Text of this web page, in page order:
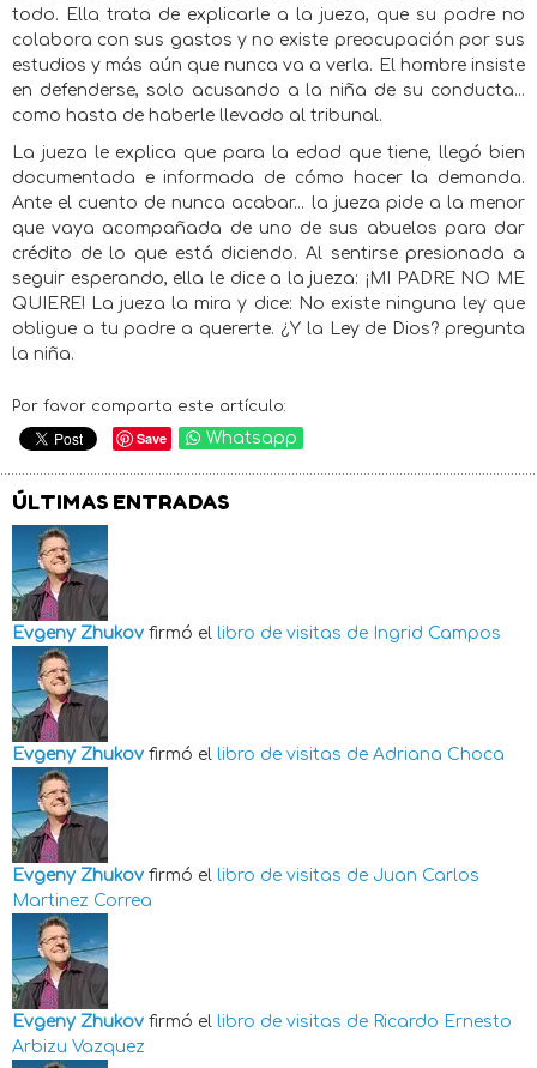
todo. Ella trata de explicarle a la jueza, que su padre no
colabora con sus gastos y no existe preocupación por sus
estudios y más aún que nunca va a verla. El hombre insiste
en defenderse, solo acusando a la niña de su conducta...
como hasta de haberle llevado al tribunal.
La jueza le explica que para la edad que tiene, llegó bien
documentada e informada de cómo hacer la demanda.
Ante el cuento de nunca acabar... la jueza pide a la menor
que vaya acompañada de uno de sus abuelos para dar
crédito de lo que está diciendo. Al sentirse presionada a
seguir esperando, ella le dice a la jueza: ¡MI PADRE NO ME
QUIERE! La jueza la mira y dice: No existe ninguna ley que
obligue a tu padre a quererte. ¿Y la Ley de Dios? pregunta
la niña.
Por favor comparta este artículo:
Save Whatsapp
ÚLTIMAS ENTRADAS
Evgeny Zhukov firmó el libro de visitas de Ingrid Campos
Evgeny Zhukov firmó el libro de visitas de Adriana Choca
Evgeny Zhukov firmó el libro de visitas de Juan Carlos
Martinez Correa
Evgeny Zhukov firmó el libro de visitas de Ricardo Ernesto
Arbizu Vazquez